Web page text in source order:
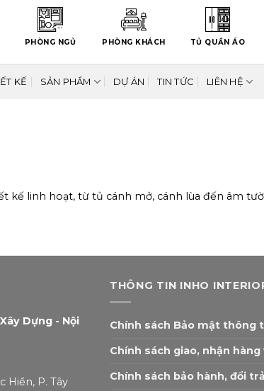
PHÒNG NGỦ PHÒNG KHÁCH TỦ QUẦN ÁO
KẾ SẢN PHẨM DỰ ÁN TIN TỨC LIÊN HỆ
kế linh hoạt, từ tủ cánh mở, cánh lùa đến âm
Dựng - Nội
Hiền, P. Tây
THÔNG TIN INHO
Chính sách Bảo mật thông
Chính sách giao, nhận
Chính sách bảo hành, đổi trả